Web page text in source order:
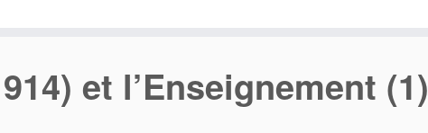
et l’Enseignement (1)